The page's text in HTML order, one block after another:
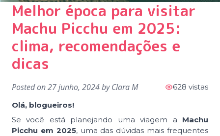
Melhor época para visitar
Machu Picchu em 2025:
clima, recomendações e
dicas
Posted on27 junho, 2024byClara M
628 vistas
Olá, blogueiros!
Se você está planejando uma viagem a Machu
Picchu em 2025, uma das dúvidas mais frequentes